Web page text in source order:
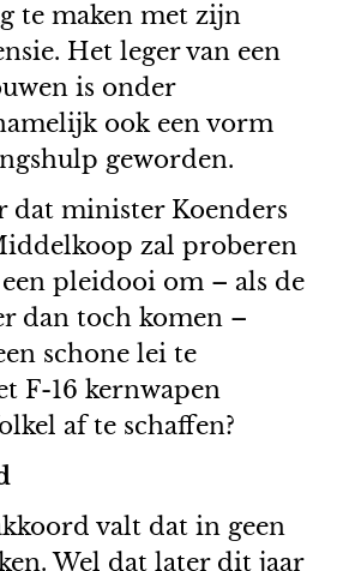
te maken met zijn
Het leger van een
is onder
ook een vorm
geworden.
dat minister Koenders
zal proberen
pleidooi om – als de
dan toch komen –
schone lei te
F-16 kernwapen
af te schaffen?
valt dat in geen
Wel dat later dit jaar